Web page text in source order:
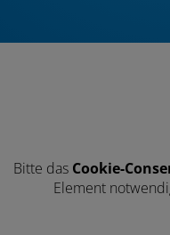
Bitte das Cookie-
Element